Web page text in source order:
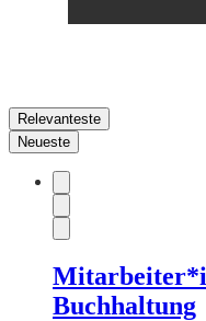
Relevanteste
Neueste
Buchhaltung